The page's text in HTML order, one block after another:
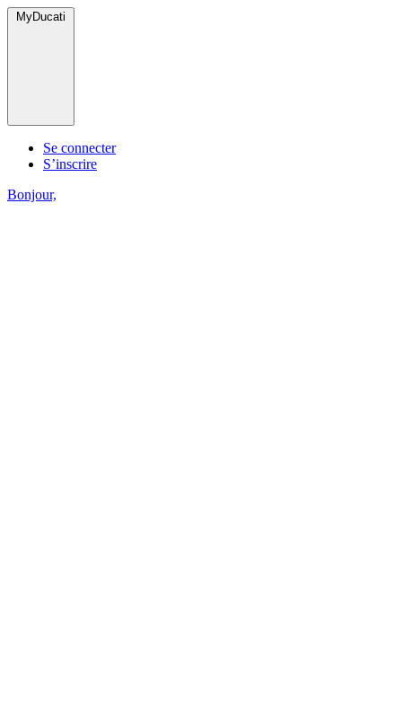
MyDucati
Se connecter
S’inscrire
Bonjour,